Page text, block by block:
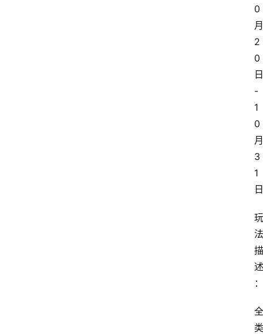
0
月
2
0
日
-
1
0
月
3
1
日
玩
法
描
述
：
全
类